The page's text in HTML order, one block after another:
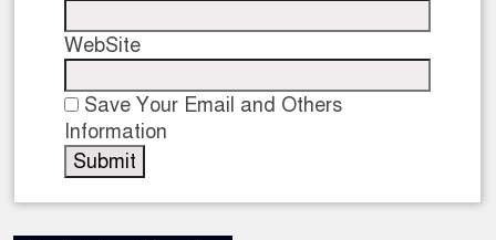
WebSite
Save Your Email and Others
Information